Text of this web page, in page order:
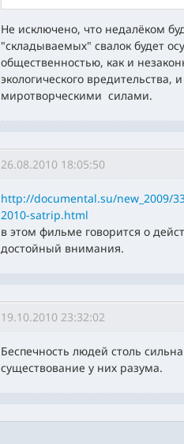
Не исключено, что недалёком
"складываемых" свалок будет
общественностью, как и
экологического вредительства,
миротворческими силами.
26.08.2010 18:05:50
http://documental.su/new_2009/
2010-satrip.html
в этом фильме говорится о
достойный внимания.
19.10.2010 23:32:02
Беспечность людей столь
существование у них разума.